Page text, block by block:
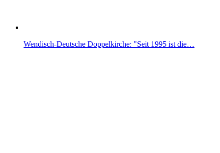
Wendisch-Deutsche Doppelkirche: "Seit 1995 ist die…